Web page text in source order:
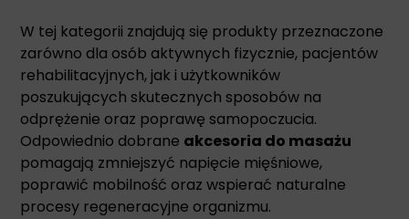
W tej kategorii znajdują się produkty przeznaczone
zarówno dla osób aktywnych fizycznie, pacjentów
rehabilitacyjnych, jak i użytkowników
poszukujących skutecznych sposobów na
odprężenie oraz poprawę samopoczucia.
Odpowiednio dobrane akcesoria do masażu
pomagają zmniejszyć napięcie mięśniowe,
poprawić mobilność oraz wspierać naturalne
procesy regeneracyjne organizmu.